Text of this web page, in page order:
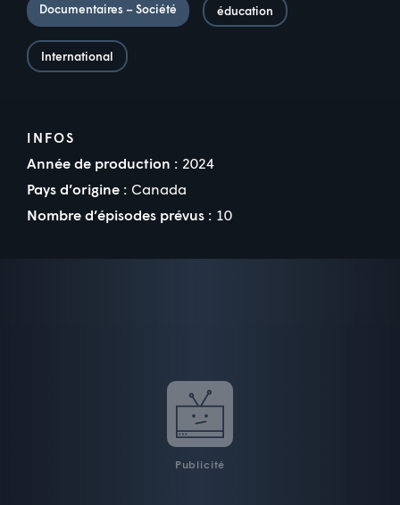
Documentaires – Société éducation
International
INFOS
Année de production : 2024
Pays d’origine : Canada
Nombre d’épisodes prévus : 10
Publicité